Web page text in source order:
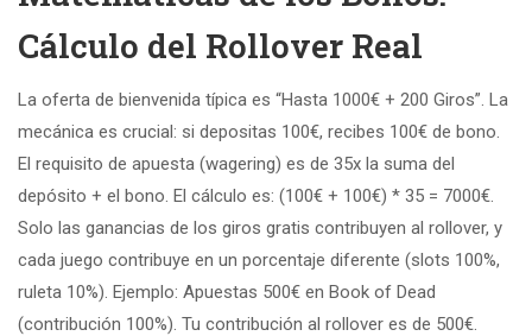
Cálculo del Rollover Real
La oferta de bienvenida típica es “Hasta 1000€ + 200 Giros”. La
mecánica es crucial: si depositas 100€, recibes 100€ de bono.
El requisito de apuesta (wagering) es de 35x la suma del
depósito + el bono. El cálculo es: (100€ + 100€) * 35 = 7000€.
Solo las ganancias de los giros gratis contribuyen al rollover, y
cada juego contribuye en un porcentaje diferente (slots 100%,
ruleta 10%). Ejemplo: Apuestas 500€ en Book of Dead
(contribución 100%). Tu contribución al rollover es de 500€.